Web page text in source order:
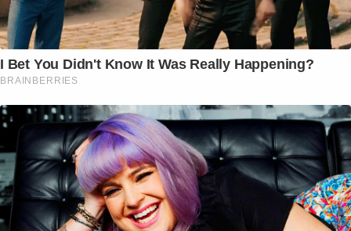
I Bet You Didn't Know It Was Really Happening?
BRAINBERRIES